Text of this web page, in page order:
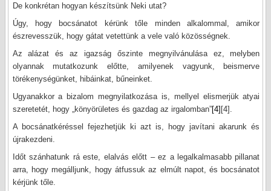
De konkrétan hogyan készítsünk Neki utat?
Úgy, hogy bocsánatot kérünk tőle minden alkalommal, amikor
észrevesszük, hogy gátat vetettünk a vele való közösségnek.
Az alázat és az igazság őszinte megnyilvánulása ez, melyben
olyannak mutatkozunk előtte, amilyenek vagyunk, beismerve
törékenységünket, hibáinkat, bűneinket.
Ugyanakkor a bizalom megnyilatkozása is, mellyel elismerjük atyai
szeretetét, hogy „könyörületes és gazdag az irgalomban”[4][4]
A bocsánatkéréssel fejezhetjük ki azt is, hogy javítani akarunk és
újrakezdeni.
Időt szánhatunk rá este, elalvás előtt – ez a legalkalmasabb pillanat
arra, hogy megálljunk, hogy átfussuk az elmúlt napot, és bocsánatot
kérjünk tőle.